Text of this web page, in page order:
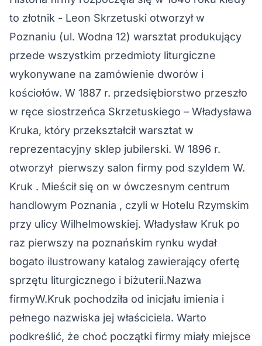
to złotnik - Leon Skrzetuski otworzył w
Poznaniu (ul. Wodna 12) warsztat produkujący
przede wszystkim przedmioty liturgiczne
wykonywane na zamówienie dworów i
kościołów. W 1887 r. przedsiębiorstwo przeszło
w ręce siostrzeńca Skrzetuskiego – Władysława
Kruka, który przekształcił warsztat w
reprezentacyjny sklep jubilerski. W 1896 r.
otworzył pierwszy salon firmy pod szyldem W.
Kruk . Mieścił się on w ówczesnym centrum
handlowym Poznania , czyli w Hotelu Rzymskim
przy ulicy Wilhelmowskiej. Władysław Kruk po
raz pierwszy na poznańskim rynku wydał
bogato ilustrowany katalog zawierający ofertę
sprzętu liturgicznego i biżuterii.Nazwa
firmyW.Kruk pochodziła od inicjału imienia i
pełnego nazwiska jej właściciela. Warto
podkreślić, że choć początki firmy miały miejsce